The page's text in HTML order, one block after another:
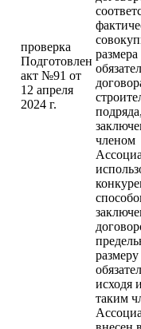
проверка
Подготовлен
акт №91 от
12 апреля
2024 г.
размера
членом
размеру
исходя
таким